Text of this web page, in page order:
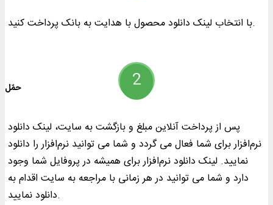
با انتخاب لینک دانلود محصول با هدایت به بانک پرداخت کنید.
حمّل
پس از پرداخت آنلاین مبلغ و بازگشت به سایت، لینک دانلود
نرم‌افزار برای شما فعال می گردد و شما می توانید نرم‌افزار را دانلود
نمایید. لینک دانلود نرم‌افزار برای همیشه در پروفایل شما وجود
دارد و شما می توانید در هر زمانی با مراجعه به سایت اقدام به
دانلود نمایید.